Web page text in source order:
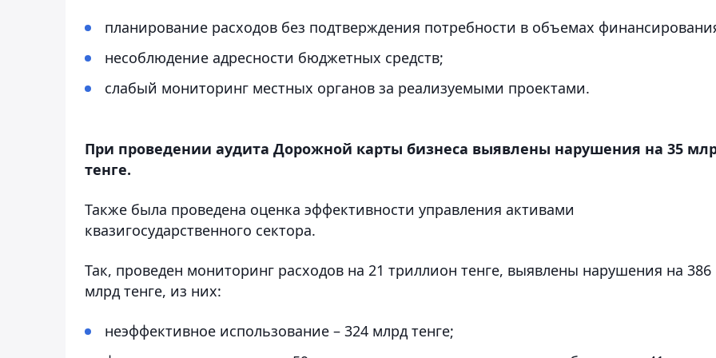
планирование расходов без подтверждения потребности в объемах
несоблюдение адресности бюджетных средств;
слабый мониторинг местных органов за реализуемыми проектами.
При проведении аудита Дорожной карты бизнеса выявлены нарушения на 35
тенге.
Также была проведена оценка эффективности управления активами
квазигосударственного сектора.
Так, проведен мониторинг расходов на 21 триллион тенге, выявлены нарушения на 386
млрд тенге, из них:
неэффективное использование – 324 млрд тенге;